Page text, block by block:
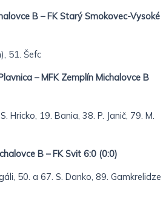
B – FK Starý Smokovec-Vysoké
51. Šefc
– MFK Zemplín Michalovce B
Hricko, 19. Bania, 38. P. Janič, 79. M.
B – FK Svit 6:0 (0:0)
50. a 67. S. Danko, 89. Gamkrelidze